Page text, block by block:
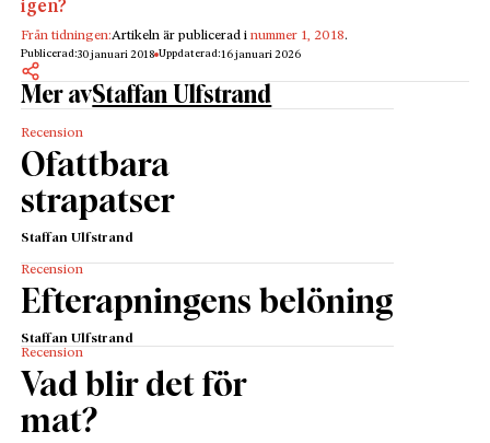
igen?
Från tidningen:Artikeln är publicerad inummer 1, 2018.
Publicerad:30 januari 2018 Uppdaterad:16 januari 2026
Mer avStaffan Ulfstrand
Recension
Ofattbara
strapatser
Staffan Ulfstrand
Recension
Efterapningens belöning
Staffan Ulfstrand
Recension
Vad blir det för
mat?